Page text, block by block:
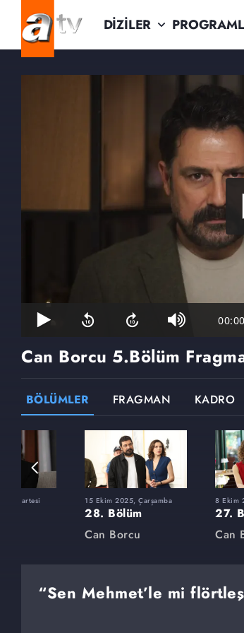
DİZİLER
00:00
Can Borcu 5.Bölüm
BÖLÜMLER FRAGMAN KADRO
Cumartesi 15 Ekim 2025, Çarşamba
28. Bölüm
Can Borcu
8 Ekim
27.
Can
“Sen Mehmet’le mi